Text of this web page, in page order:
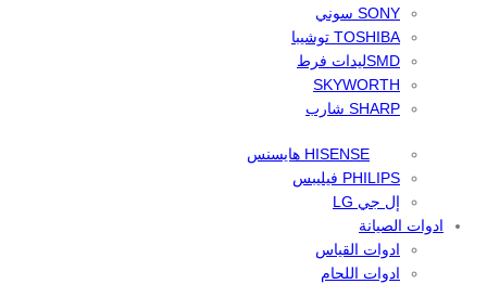
SONY سوني
TOSHIBA توشيبا
SMDليدات فرط
SKYWORTH
SHARP شارب
HISENSE هايسنس
PHILIPS فيليبس
إل جي LG
ادوات الصيانة
ادوات القياس
ادوات اللحام